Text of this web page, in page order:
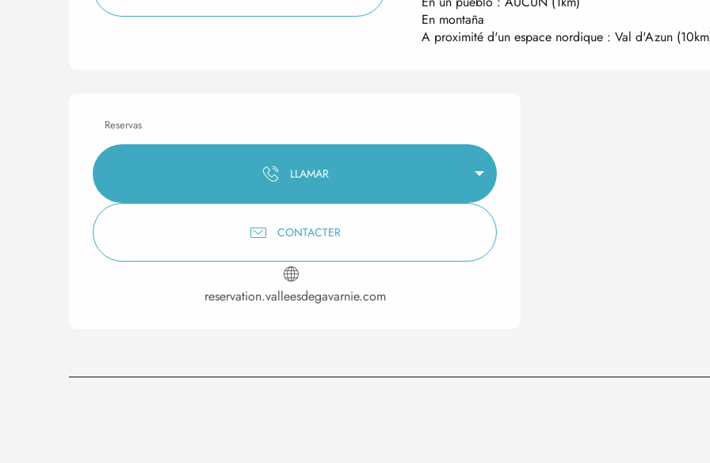
En montaña
A proximité d'un espace nordique : Val d'Azun
Reservas
LLAMAR
CONTACTER
reservation.valleesdegavarnie.com